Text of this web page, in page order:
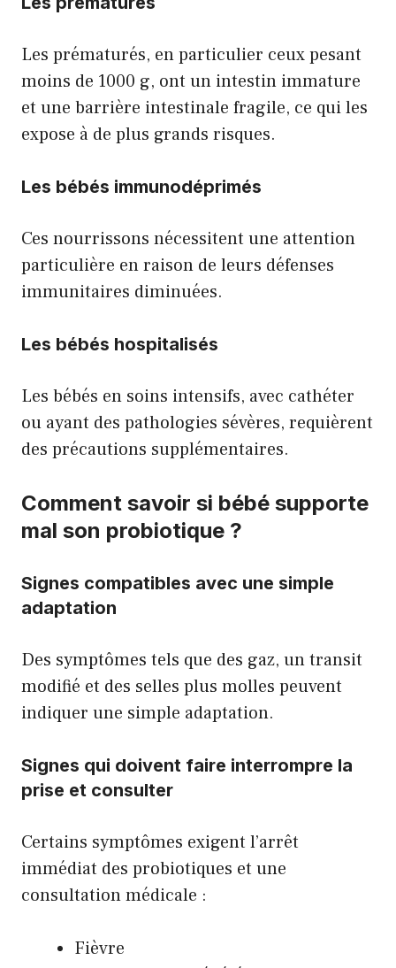
Les prématurés, en particulier ceux pesant
moins de 1000 g, ont un intestin immature
et une barrière intestinale fragile, ce qui les
expose à de plus grands risques.
Les bébés immunodéprimés
Ces nourrissons nécessitent une attention
particulière en raison de leurs défenses
immunitaires diminuées.
Les bébés hospitalisés
Les bébés en soins intensifs, avec cathéter
ou ayant des pathologies sévères, requièrent
des précautions supplémentaires.
Comment savoir si bébé supporte
mal son probiotique ?
Signes compatibles avec une simple
adaptation
Des symptômes tels que des gaz, un transit
modifié et des selles plus molles peuvent
indiquer une simple adaptation.
Signes qui doivent faire interrompre la
prise et consulter
Certains symptômes exigent l’arrêt
immédiat des probiotiques et une
consultation médicale :
Fièvre